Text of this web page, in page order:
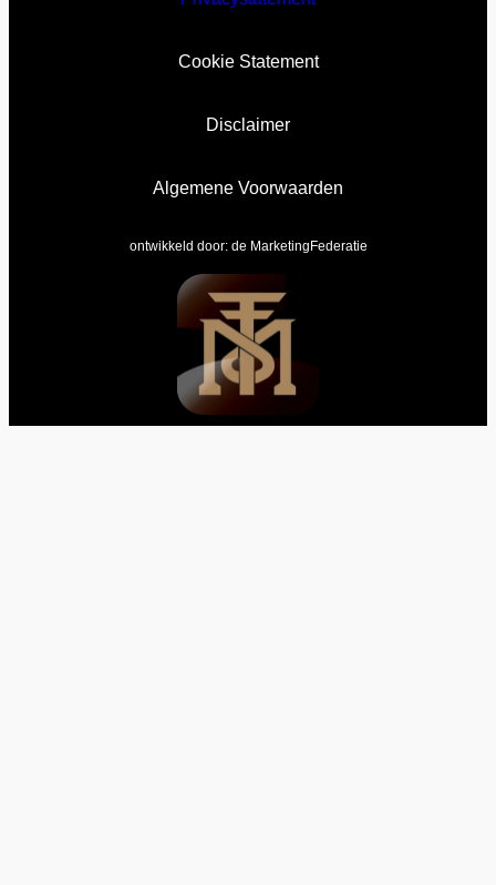
Cookie Statement
Disclaimer
Algemene Voorwaarden
ontwikkeld door: de MarketingFederatie